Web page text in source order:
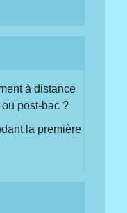
à distance
post-bac ?
la première